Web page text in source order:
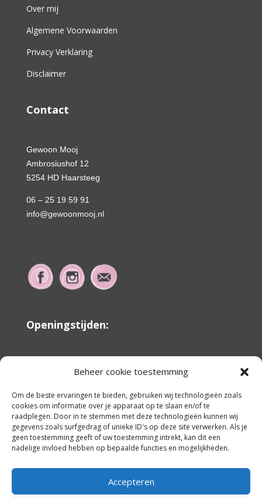
Beheer cookie toestemming
Om de beste ervaringen te bieden, gebruiken wij technologieën zoals
cookies om informatie over je apparaat op te slaan en/of te
raadplegen. Door in te stemmen met deze technologieën kunnen wij
gegevens zoals surfgedrag of unieke ID's op deze site verwerken. Als je
geen toestemming geeft of uw toestemming intrekt, kan dit een
nadelige invloed hebben op bepaalde functies en mogelijkheden.
Accepteren
Over mij
Algemene Voorwaarden
Privacy Verklaring
Disclaimer
Contact
Gewoon Mooj
Ambrosiushof 12
5254 HD Haarsteeg
06 – 25 19 59 91
info@gewoonmooj.nl
Openingstijden:
8.45 tot 14.00
19.30 tot 22.00
Zaterdag in overleg